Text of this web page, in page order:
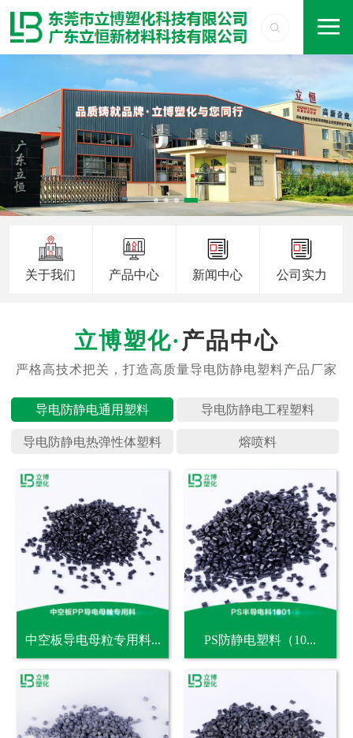
关于我们 产品中心 新闻中心 公司实力
产品中心
导电防静 导电防静
导电防静 熔喷料
中空板导电母粒专用料... PS防静电塑料（10...